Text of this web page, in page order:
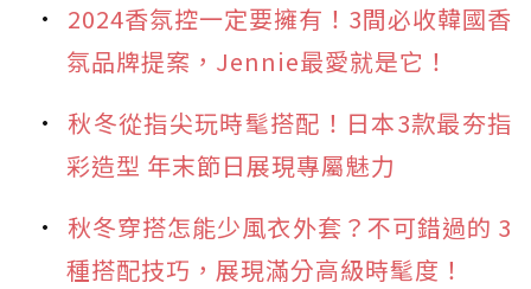
2024香氛控一定要擁有！3間必收韓國香
氛品牌提案，Jennie最愛就是它！
秋冬從指尖玩時髦搭配！日本3款最夯指
彩造型 年末節日展現專屬魅力
秋冬穿搭怎能少風衣外套？不可錯過的 3
種搭配技巧，展現滿分高級時髦度！